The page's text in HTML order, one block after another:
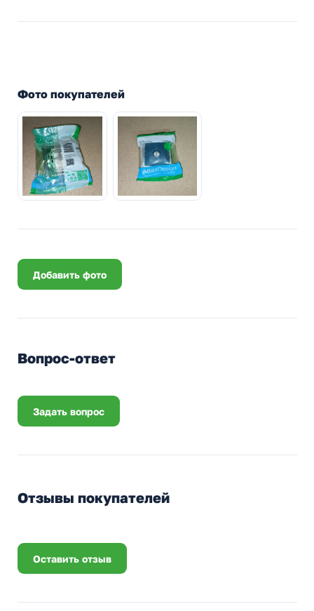
Фото покупателей
Добавить фото
Вопрос-ответ
Задать вопрос
Отзывы покупателей
Оставить отзыв